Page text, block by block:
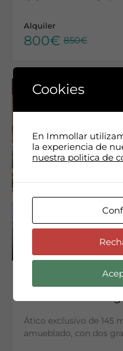
Alquiler
800€ 850€
Ático en alquiler
Ático exclusivo de 145
amueblado, con dos
Cookies
En Immollar
la experiencia de
nuestra politica de